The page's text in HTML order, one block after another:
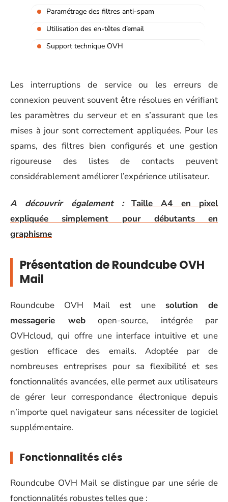
Paramétrage des filtres anti-spam
Utilisation des en-têtes d’email
Support technique OVH
Les interruptions de service ou les erreurs de
connexion peuvent souvent être résolues en vérifiant
les paramètres du serveur et en s’assurant que les
mises à jour sont correctement appliquées. Pour les
spams, des filtres bien configurés et une gestion
rigoureuse des listes de contacts peuvent
considérablement améliorer l’expérience utilisateur.
A découvrir également :
Taille A4 en pixel
expliquée simplement pour débutants en
graphisme
Présentation de Roundcube OVH
Mail
Roundcube OVH Mail est une solution de
messagerie webopen-source, intégrée par
OVHcloud, qui offre une interface intuitive et une
gestion efficace des emails. Adoptée par de
nombreuses entreprises pour sa flexibilité et ses
fonctionnalités avancées, elle permet aux utilisateurs
de gérer leur correspondance électronique depuis
n’importe quel navigateur sans nécessiter de logiciel
supplémentaire.
Fonctionnalités clés
Roundcube OVH Mail se distingue par une série de
fonctionnalités robustes telles que :